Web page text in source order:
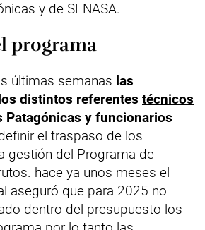
y de SENASA.
programa
últimas semanas las
distintos referentes técnicos
Patagónicas y funcionarios
el traspaso de los
gestión del Programa de
hace ya unos meses el
aseguró que para 2025 no
dentro del presupuesto los